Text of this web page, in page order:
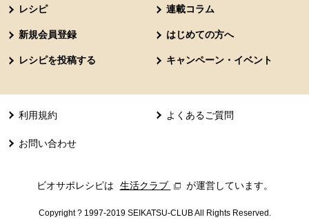
レシピ 連載コラム
新規会員登録 はじめての方へ
レシピを投稿する キャンペーン・イベント
利用規約 よくあるご質問
お問い合わせ
ビオサポレシピは 生活クラブ 別のウィンドウで開きます。
が運営しています。
Copyright ? 1997-2019 SEIKATSU-CLUB All Rights Reserved.